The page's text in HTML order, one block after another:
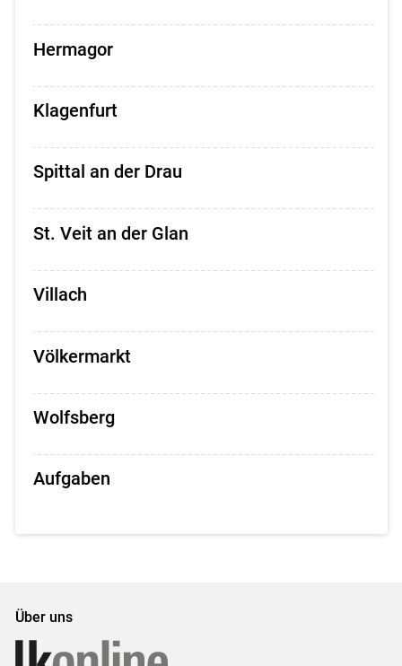
Hermagor
Klagenfurt
Spittal an der Drau
St. Veit an der Glan
Villach
Völkermarkt
Wolfsberg
Aufgaben
Über uns